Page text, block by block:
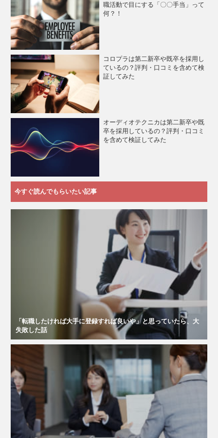
職活動で目にする「〇〇手当」って
何？！
コロプラは第二新卒や既卒を採用し
ているの？評判・口コミを含めて検
証してみた
オーディオテクニカは第二新卒や既
卒を採用しているの？評判・口コミ
を含めて検証してみた
今すぐ読んでもらいたい記事
「転職したければ大手に登録すれば良いや」と思っていたら、大
失敗した話